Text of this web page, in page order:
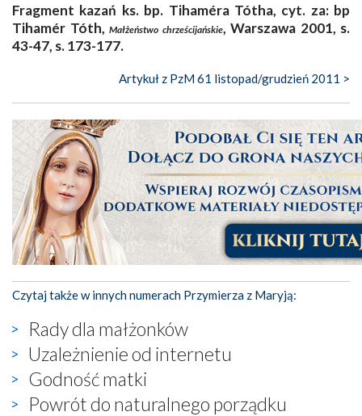
Fragment kazań ks. bp. Tihaméra Tótha, cyt. za: bp
Tihamér Tóth, Małżeństwo chrześcijańskie, Warszawa 2001, s.
43-47, s. 173-177.
Artykuł z PzM 61 listopad/grudzień 2011 >
Czytaj także w innych numerach Przymierza z Maryją:
Rady dla małżonków
Uzależnienie od internetu
Godność matki
Powrót do naturalnego porządku